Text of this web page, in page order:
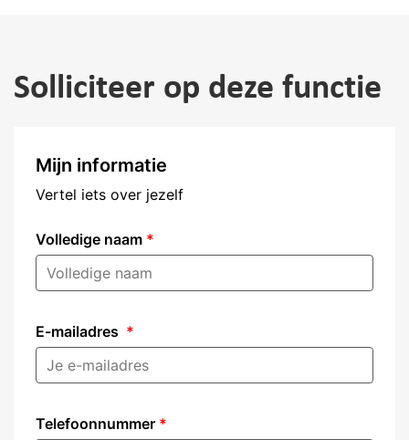
Solliciteer op deze functie